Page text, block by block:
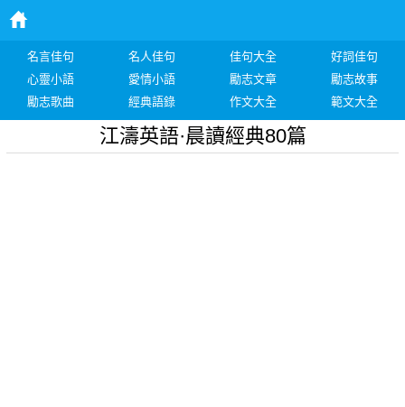
名言佳句 名人佳句 佳句大全
好詞佳句
心靈小語
愛情小語 勵志文章
勵志故事
勵志歌曲
經典語錄 作文大全 範文大全
江濤英語·晨讀經典80篇